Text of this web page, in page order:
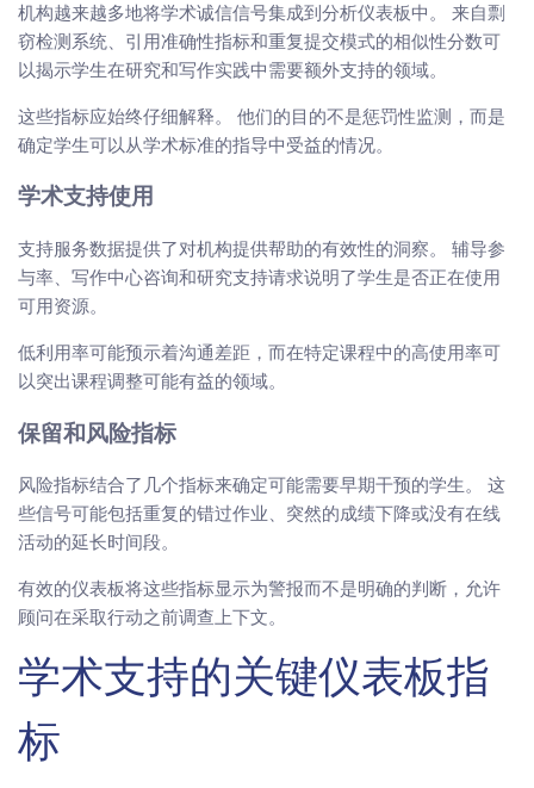
机构越来越多地将学术诚信信号集成到分析仪表板中。 来自剽
窃检测系统、引用准确性指标和重复提交模式的相似性分数可
以揭示学生在研究和写作实践中需要额外支持的领域。
这些指标应始终仔细解释。 他们的目的不是惩罚性监测，而是
确定学生可以从学术标准的指导中受益的情况。
学术支持使用
支持服务数据提供了对机构提供帮助的有效性的洞察。 辅导参
与率、写作中心咨询和研究支持请求说明了学生是否正在使用
可用资源。
低利用率可能预示着沟通差距，而在特定课程中的高使用率可
以突出课程调整可能有益的领域。
保留和风险指标
风险指标结合了几个指标来确定可能需要早期干预的学生。 这
些信号可能包括重复的错过作业、突然的成绩下降或没有在线
活动的延长时间段。
有效的仪表板将这些指标显示为警报而不是明确的判断，允许
顾问在采取行动之前调查上下文。
学术支持的关键仪表板指
标